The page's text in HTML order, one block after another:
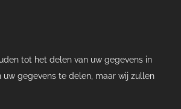
tot het delen van uw gegevens in
gegevens te delen, maar wij zullen